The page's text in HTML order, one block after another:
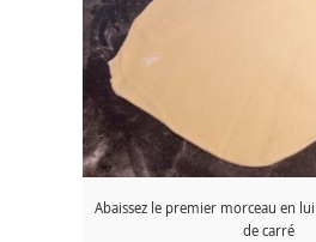
Abaissez le premier morceau en
de carré